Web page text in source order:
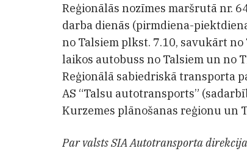
Reģionālās nozīmes maršrutā nr.
darba dienās (pirmdiena-
no Talsiem plkst. 7.10, savukārt
laikos autobuss no Talsiem un no
Reģionālā sabiedriskā transporta
AS “Talsu autotransports”
Kurzemes plānošanas reģionu un
Par valsts SIA Autotransporta direkcija